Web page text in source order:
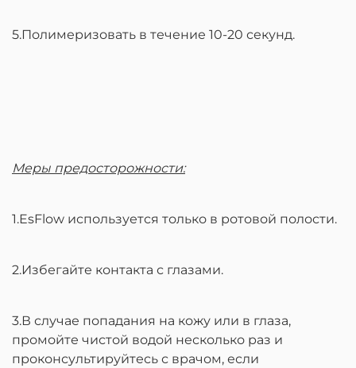
5.Полимеризовать в течение 10-20 секунд.
Меры предосторожности:
1.EsFlow используется только в ротовой полости.
2.Избегайте контакта с глазами.
3.В случае попадания на кожу или в глаза,
промойте чистой водой несколько раз и
проконсультируйтесь с врачом, если